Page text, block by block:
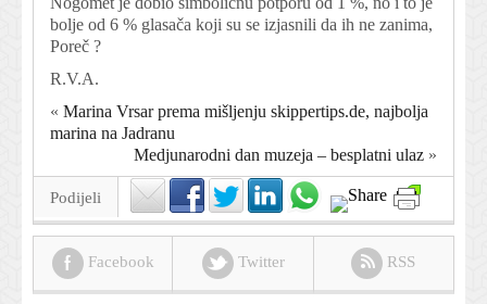
bolje od 6 % glasača koji su se izjasnili da ih ne zanima,
Poreč ?
R.V.A.
« Marina Vrsar prema mišljenju skippertips.de, najbolja
marina na Jadranu
Medjunarodni dan muzeja – besplatni ulaz »
Podijeli
Facebook Twitter RSS